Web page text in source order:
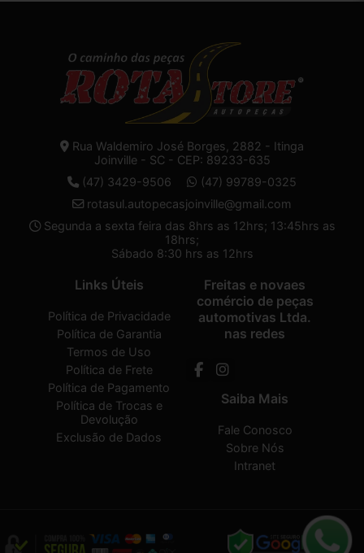
Rua Waldemiro José Borges, 2882 - Itinga
Joinville - SC - CEP: 89233-635
(47) 3429-9506
(47) 99789-0325
rotasul.autopecasjoinville@gmail.com
Segunda a sexta feira das 8hrs as 12hrs; 13:45hrs as
18hrs;
Sábado 8:30 hrs as 12hrs
Links Úteis
Política de Privacidade
Política de Garantia
Termos de Uso
Política de Frete
Política de Pagamento
Política de Trocas e
Devolução
Exclusão de Dados
Freitas e novaes
comércio de peças
automotivas Ltda.
nas redes
Saiba Mais
Fale Conosco
Sobre Nós
Intranet